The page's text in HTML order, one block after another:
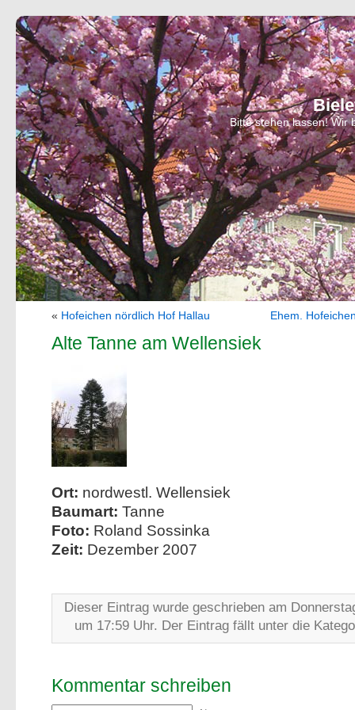
Bitte stehen lassen! Wir
« Hofeichen nördlich Hof Hallau Ehem.
Alte Tanne am Wellensiek
Ort: nordwestl. Wellensiek
Baumart: Tanne
Foto: Roland Sossinka
Zeit: Dezember 2007
Dieser Eintrag wurde geschrieben am
um 17:59 Uhr. Der Eintrag fällt unter die
Kommentar schreiben